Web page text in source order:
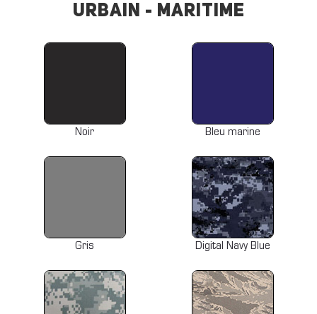
Urbain - Maritime
Noir Bleu marine
Gris Digital Navy Blue